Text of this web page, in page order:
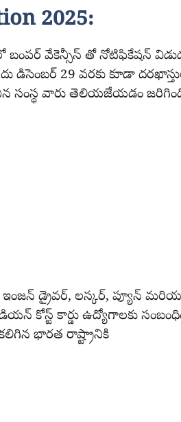
2025:
బంపర్ వేకెన్సీస్ తో నోటిఫికేషన్
డిసెంబర్ 29 వరకు కూడా
సంస్థ వారు తెలియజేయడం
ఇంజన్ డ్రైవర్, లస్కర్, ప్యూన్
కోస్ట్ కార్డు ఉద్యోగాలకు
భారత రాష్ట్రానికి